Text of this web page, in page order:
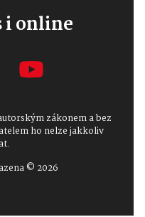
i online
zákonem a bez
ho nelze jakkoliv
© 2026